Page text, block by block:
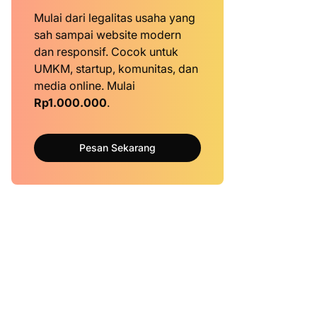
Mulai dari legalitas usaha yang
sah sampai website modern
dan responsif. Cocok untuk
UMKM, startup, komunitas, dan
media online. Mulai
Rp1.000.000.
Pesan Sekarang